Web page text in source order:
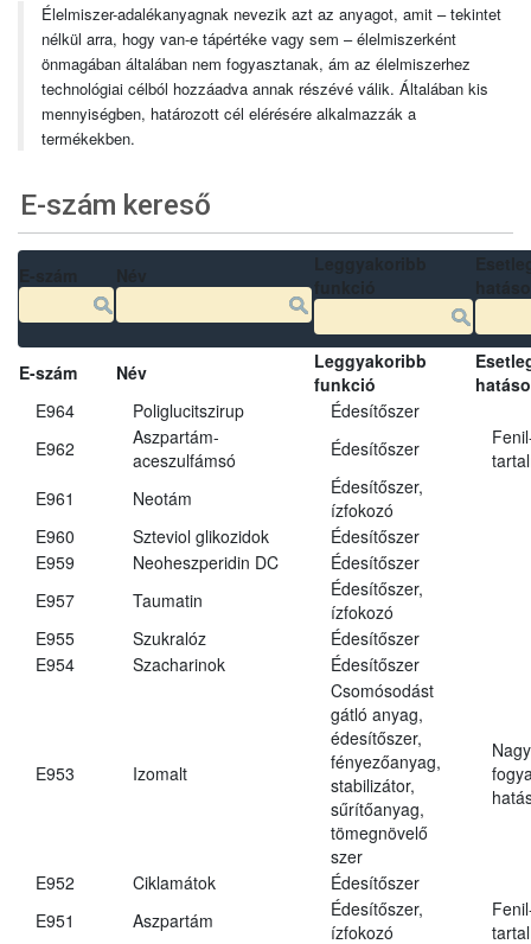
Élelmiszer-adalékanyagnak nevezik azt az anyagot, amit – tekintet
nélkül arra, hogy van-e tápértéke vagy sem – élelmiszerként
önmagában általában nem fogyasztanak, ám az élelmiszerhez
technológiai célból hozzáadva annak részévé válik. Általában kis
mennyiségben, határozott cél elérésére alkalmazzák a
termékekben.
E-szám kereső
E-szám Név
Leggyakoribb
funkció
E964
Poliglucitszirup
Édesítőszer
E962
Aszpartám-
aceszulfámsó
Édesítőszer
E961
Neotám
Édesítőszer,
ízfokozó
E960
Szteviol glikozidok
Édesítőszer
E959
Neoheszperidin DC
Édesítőszer
E957
Taumatin
Édesítőszer,
ízfokozó
E955
Szukralóz
Édesítőszer
E954
Szacharinok Édesítőszer
E953 Izomalt
Csomósodást
gátló anyag,
édesítőszer,
fényezőanyag,
stabilizátor,
sűrítőanyag,
tömegnövelő
szer
E952 Ciklamátok
Édesítőszer
E951
Aszpartám
Édesítőszer,
ízfokozó